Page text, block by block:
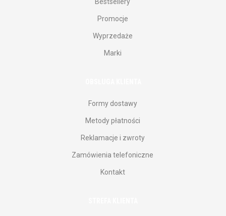
Promocje
Wyprzedaże
Marki
Formy dostawy
Metody płatności
Reklamacje i zwroty
Zamówienia telefoniczne
Kontakt